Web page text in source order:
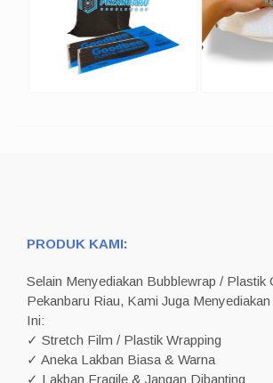
PRODUK KAMI:
Selain Menyediakan Bubblewrap / Plastik
Pekanbaru Riau, Kami Juga
Ini:
✓ Stretch Film / Plastik Wrapping
✓ Aneka Lakban Biasa & Warna
✓ Lakban Fragile & Jangan Dibanting